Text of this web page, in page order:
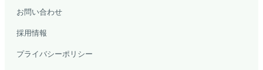
お問い合わせ
採用情報
プライバシーポリシー